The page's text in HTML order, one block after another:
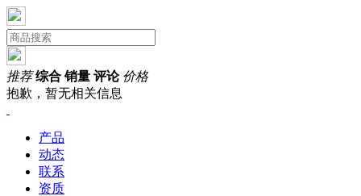
推荐 综合 销量 评论 价格
抱歉，暂无相关信息
产品
动态
联系
资质